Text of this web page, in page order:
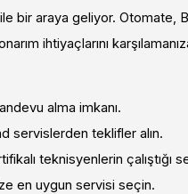
bir araya geliyor. Otomate,
ihtiyaçlarını
alma imkanı.
servislerden teklifler alın.
teknisyenlerin çalıştığı
en uygun servisi seçin.